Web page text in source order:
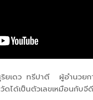
ยเดว ทรีปาตี ผู้อำนวย
ด้เป็นตัวเลขเหมือนกับจี